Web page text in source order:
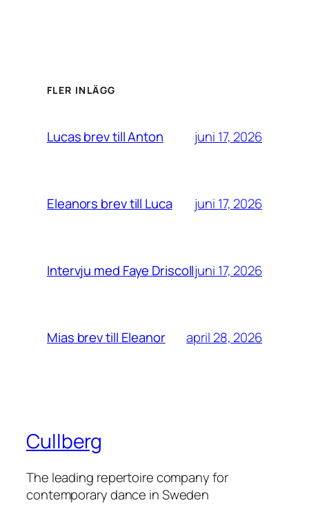
FLER INLÄGG
Lucas brev till Anton juni 17, 2026
Eleanors brev till Luca juni 17, 2026
Intervju med Faye Driscolljuni 17, 2026
Mias brev till Eleanor april 28, 2026
Cullberg
The leading repertoire company for
contemporary dance in Sweden